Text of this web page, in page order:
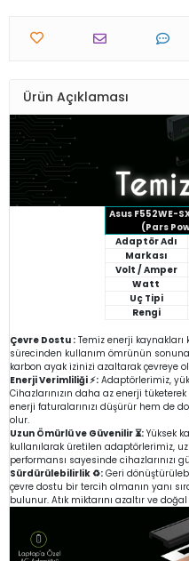
Ürün Açıklaması
Asus F552WE-
(Pars
Adaptör Adı
Markası
Volt / Amper
Watt
Uç Tipi
Rengi
Çevre Dostu : Temiz enerji
sürecinden kullanım ömrünün
karbon ayak izinizi azaltarak çevreye
Enerji Verimliliği ⚡: Adaptörlerimiz,
Cihazlarınızın daha az enerji
enerji faturalarınızı düşürür hem de
olur.
Uzun Ömürlü ve Güvenilir ⏳: Yüksek
kullanılarak üretilen adaptörlerimiz,
performansı sayesinde cihazlarınızı
Sürdürülebilirlik ♻️: Geri
çevre dostu bir tercih olmanın yanı
bulunur. Atık miktarını azaltır ve